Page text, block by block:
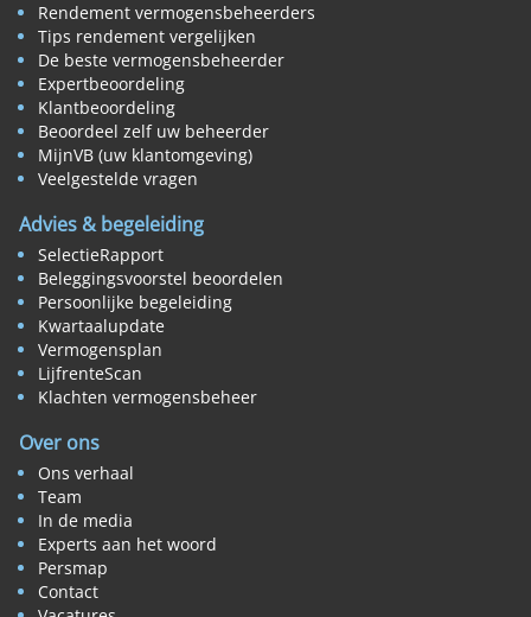
Rendement vermogensbeheerders
Tips rendement vergelijken
De beste vermogensbeheerder
Expertbeoordeling
Klantbeoordeling
Beoordeel zelf uw beheerder
MijnVB (uw klantomgeving)
Veelgestelde vragen
Advies & begeleiding
SelectieRapport
Beleggingsvoorstel beoordelen
Persoonlijke begeleiding
Kwartaalupdate
Vermogensplan
LijfrenteScan
Klachten vermogensbeheer
Over ons
Ons verhaal
Team
In de media
Experts aan het woord
Persmap
Contact